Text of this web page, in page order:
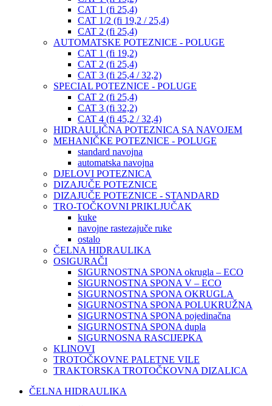
CAT 1 (fi 25,4)
CAT 1/2 (fi 19,2 / 25,4)
CAT 2 (fi 25,4)
AUTOMATSKE POTEZNICE - POLUGE
CAT 1 (fi 19,2)
CAT 2 (fi 25,4)
CAT 3 (fi 25,4 / 32,2)
SPECIAL POTEZNICE - POLUGE
CAT 2 (fi 25,4)
CAT 3 (fi 32,2)
CAT 4 (fi 45,2 / 32,4)
HIDRAULIČNA POTEZNICA SA NAVOJEM
MEHANIČKE POTEZNICE - POLUGE
standard navojna
automatska navojna
DJELOVI POTEZNICA
DIZAJUČE POTEZNICE
DIZAJUČE POTEZNICE - STANDARD
TRO-TOČKOVNI PRIKLJUČAK
kuke
navojne rastezajuče ruke
ostalo
ČELNA HIDRAULIKA
OSIGURAČI
SIGURNOSTNA SPONA okrugla – ECO
SIGURNOSTNA SPONA V – ECO
SIGURNOSTNA SPONA OKRUGLA
SIGURNOSTNA SPONA POLUKRUŽNA
SIGURNOSTNA SPONA pojedinačna
SIGURNOSTNA SPONA dupla
SIGURNOSNA RASCIJEPKA
KLINOVI
TROTOČKOVNE PALETNE VILE
TRAKTORSKA TROTOČKOVNA DIZALICA
ČELNA HIDRAULIKA